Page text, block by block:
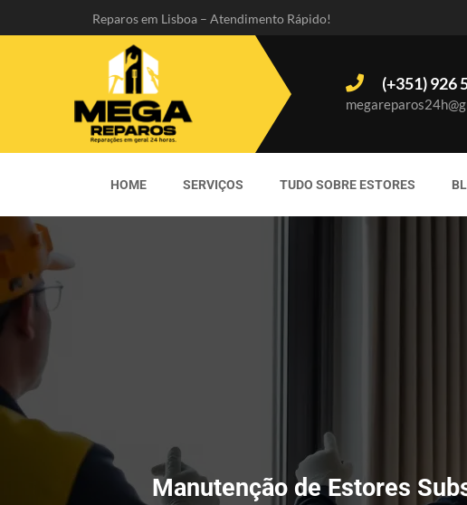
Reparos em Lisboa – Atendimento Rápido!
(+351) 926
HOME SERVIÇOS TUDO SOBRE ESTORES
Manutenção de Estores